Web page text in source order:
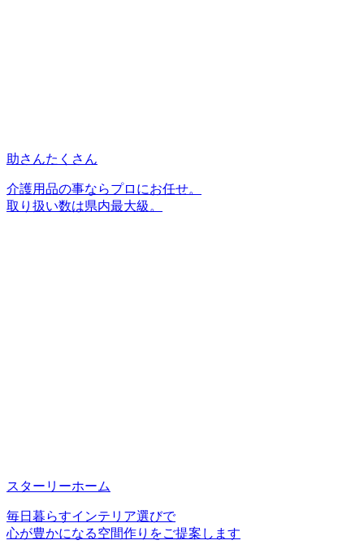
助さんたくさん
介護用品の事ならプロにお任せ。
取り扱い数は県内最大級。
スターリーホーム
毎日暮らすインテリア選びで
心が豊かになる空間作りをご提案します